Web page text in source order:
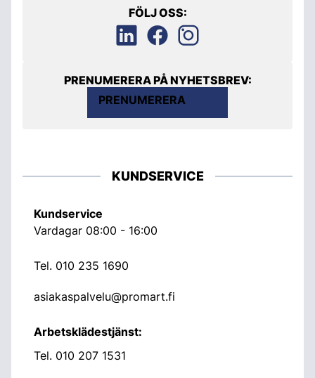
FÖLJ OSS:
PRENUMERERA PÅ NYHETSBREV:
PRENUMERERA
KUNDSERVICE
Kundservice
Vardagar 08:00 - 16:00
Tel. 010 235 1690
asiakaspalvelu@promart.fi
Arbetsklädestjänst:
Tel. 010 207 1531